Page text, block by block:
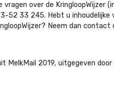
vragen over de KringloopWijzer
52 33 245. Hebt u inhoudelijke
Neem dan
MelkMail 2019, uitgegeven door